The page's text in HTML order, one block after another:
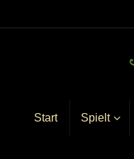
Start Spielt